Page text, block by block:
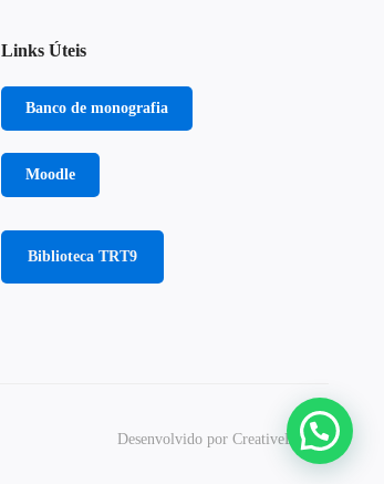
Links Úteis
Banco de monografia
Moodle
Biblioteca TRT9
Desenvolvido por CreativeBizz